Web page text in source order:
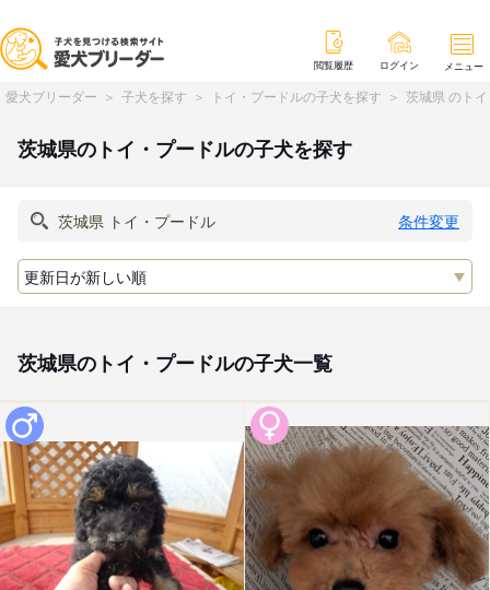
閲覧履歴 ログイン メニュー
愛犬ブリーダー 子犬を探す トイ・プードルの子犬を探す 茨城県 のト
茨城県のトイ・プードルの子犬を探す
条件変更
茨城県のトイ・プードルの子犬一覧